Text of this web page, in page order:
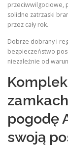
przeciwwilgociowe,
solidne zatrzaski
przez cały rok.
Dobrze dobrany i
bezpieczeństwo
niezależnie od
pogodę
swoją